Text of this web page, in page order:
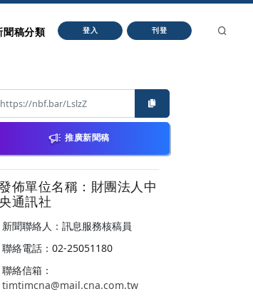
聞稿分類 登入 刊登
推廣新聞稿
佈單位名稱：財團法人中
通訊社
新聞聯絡人：訊息服務核稿員
聯絡電話：02-25051180
聯絡信箱：
timtimcna@mail.cna.com.tw